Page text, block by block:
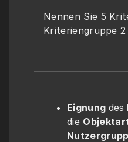
Nennen Sie 5
Kriteriengruppe 2
Eignung des
die